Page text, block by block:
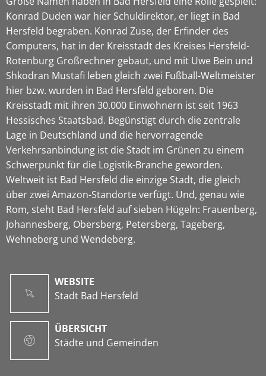
Konrad Duden war hier Schuldirektor, er liegt in Bad
Hersfeld begraben. Konrad Zuse, der Erfinder des
Computers, hat in der Kreisstadt des Kreises Hersfeld-
Rotenburg Großrechner gebaut, und mit Uwe Bein und
Shkodran Mustafi leben gleich zwei Fußball-Weltmeister
hier bzw. wurden in Bad Hersfeld geboren. Die
Kreisstadt mit ihren 30.000 Einwohnern ist seit 1963
Hessisches Staatsbad. Begünstigt durch die zentrale
Lage in Deutschland und die hervorragende
Verkehrsanbindung ist die Stadt im Grünen zu einem
Schwerpunkt für die Logistik-Branche geworden.
Weltweit ist Bad Hersfeld die einzige Stadt, die gleich
über zwei Amazon-Standorte verfügt. Und, genau wie
Rom, steht Bad Hersfeld auf sieben Hügeln: Frauenberg,
Johannesberg, Obersberg, Petersberg, Tageberg,
Wehneberg und Wendeberg.
WEBSITE
Stadt Bad Hersfeld
ÜBERSICHT
Städte und Gemeinden